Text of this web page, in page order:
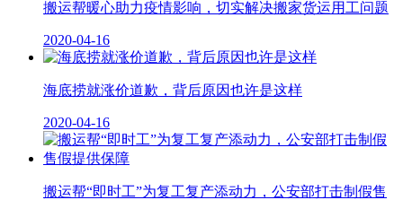
搬运帮暖心助力疫情影响，切实解决搬家货运用工问题
2020-04-16
海底捞就涨价道歉，背后原因也许是这样
2020-04-16
搬运帮“即时工”为复工复产添动力，公安部打击制假售